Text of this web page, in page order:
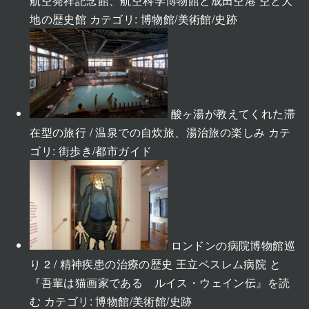
地の歴史館 カテゴリ: 博物館/美術館/史跡
酸ヶ湯が教えてくれた滞
在型の旅行 / 温泉での自炊旅、湯治旅の楽しみ カテ
ゴリ: 街歩き/都市ガイド
ロンドンの病院博物館巡
り 2 / 精神疾患の治療の歴史 王立ベスレム病院 と
『吾輩は猫画家である ルイス・ウェイン伝』を読
む カテゴリ:博物館/美術館/史跡